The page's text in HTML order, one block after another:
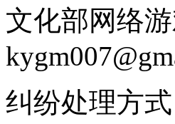
文化部网络
纠纷处理方